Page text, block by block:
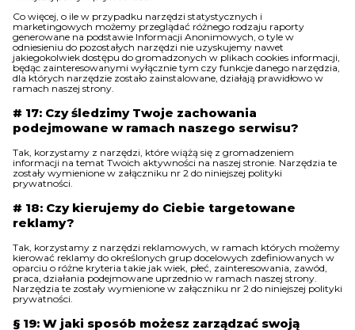
Co więcej, o ile w przypadku narzędzi statystycznych i
marketingowych możemy przeglądać różnego rodzaju raporty
generowane na podstawie Informacji Anonimowych, o tyle w
odniesieniu do pozostałych narzędzi nie uzyskujemy nawet
jakiegokolwiek dostępu do gromadzonych w plikach cookies informacji,
będąc zainteresowanymi wyłącznie tym czy funkcje danego narzędzia,
dla których narzędzie zostało zainstalowane, działają prawidłowo w
ramach naszej strony.
# 17: Czy śledzimy Twoje zachowania
podejmowane w ramach naszego serwisu?
Tak, korzystamy z narzędzi, które wiążą się z gromadzeniem
informacji na temat Twoich aktywności na naszej stronie. Narzędzia te
zostały wymienione w załączniku nr 2 do niniejszej polityki
prywatności.
# 18: Czy kierujemy do Ciebie targetowane
reklamy?
Tak, korzystamy z narzędzi reklamowych, w ramach których możemy
kierować reklamy do określonych grup docelowych zdefiniowanych w
oparciu o różne kryteria takie jak wiek, płeć, zainteresowania, zawód,
praca, działania podejmowane uprzednio w ramach naszej strony.
Narzędzia te zostały wymienione w załączniku nr 2 do niniejszej polityki
prywatności.
§ 19: W jaki sposób możesz zarządzać swoją